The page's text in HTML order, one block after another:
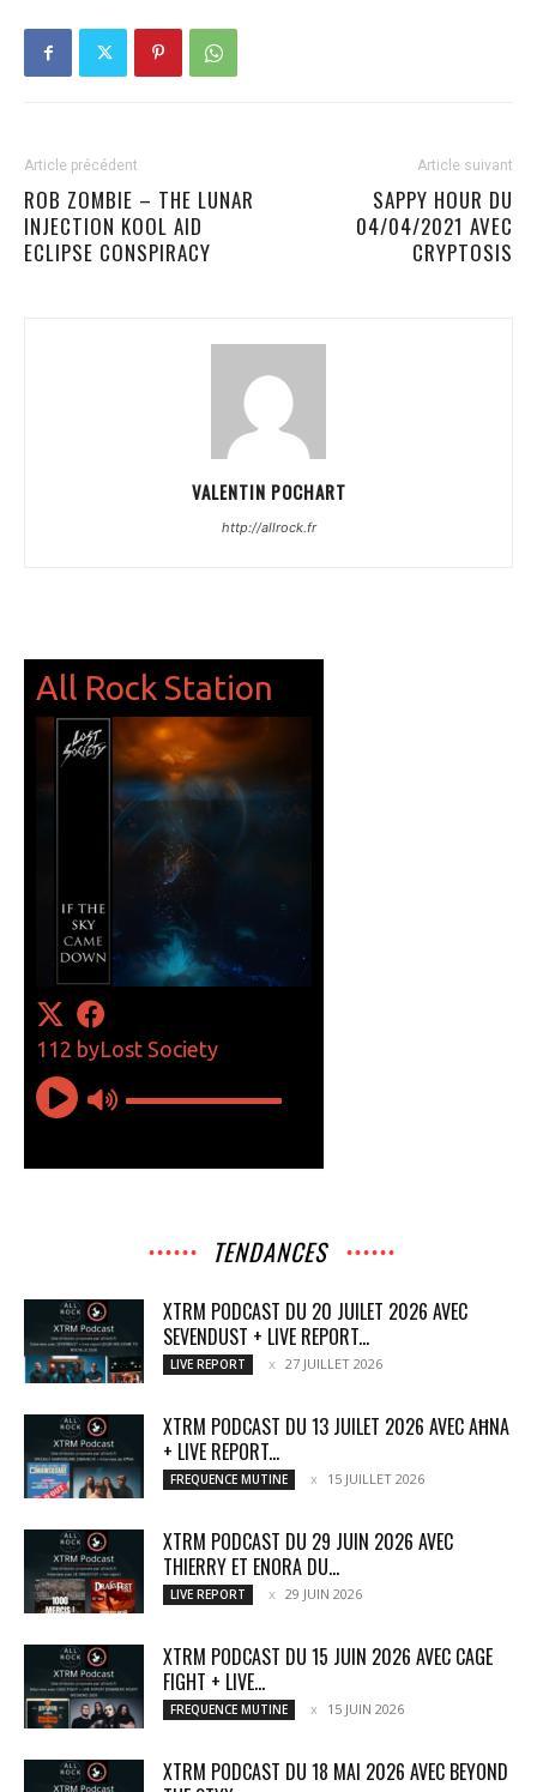
Article précédent
ROB ZOMBIE – THE LUNAR
INJECTION KOOL AID
ECLIPSE CONSPIRACY
Article suivant
SAPPY HOUR DU
04/04/2021 AVEC
CRYPTOSIS
VALENTIN POCHART
http://allrock.fr
TENDANCES
XTRM PODCAST DU 20 JUILET 2026 AVEC
SEVENDUST + LIVE REPORT...
LIVE REPORT 27 JUILLET 2026
XTRM PODCAST DU 13 JUILET 2026 AVEC AĦNA
+ LIVE REPORT...
FREQUENCE MUTINE 15 JUILLET 2026
XTRM PODCAST DU 29 JUIN 2026 AVEC
THIERRY ET ENORA DU...
LIVE REPORT 29 JUIN 2026
XTRM PODCAST DU 15 JUIN 2026 AVEC CAGE
FIGHT + LIVE...
FREQUENCE MUTINE 15 JUIN 2026
XTRM PODCAST DU 18 MAI 2026 AVEC BEYOND